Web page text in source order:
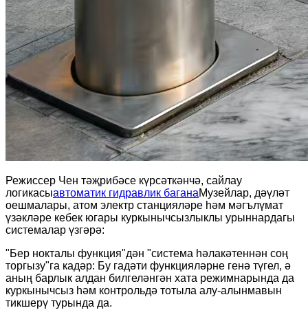
Режиссер Чен тәҗрибәсе күрсәткәнчә, сайлау
логикасыавтоматик гидравлик баганаМузейлар, дәүләт
оешмалары, атом электр станцияләре һәм мәгълүмат
үзәкләре кебек югары куркынычсызлыклы урыннардагы
системалар үзгәрә:
"Бер нокталы функция"дән "система һәлакәтеннән соң
торгызу"га кадәр: Бу гадәти функцияләрне генә түгел, ә
аның барлык алдан билгеләнгән хата режимнарында да
куркынычсыз һәм контрольдә тотыла алу-алынмавын
тикшерү турында да.